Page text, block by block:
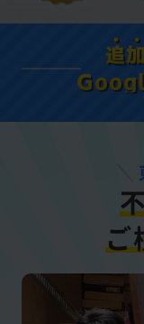
追
ご